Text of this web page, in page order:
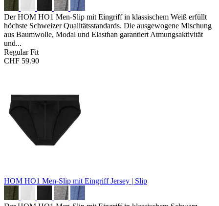
Der HOM HO1 Men-Slip mit Eingriff in klassischem Weiß erfüllt
höchste Schweizer Qualitätsstandards. Die ausgewogene Mischung
aus Baumwolle, Modal und Elasthan garantiert Atmungsaktivität
und...
Regular Fit
CHF 59.90
HOM HO1 Men-Slip mit EingriffJersey | Slip